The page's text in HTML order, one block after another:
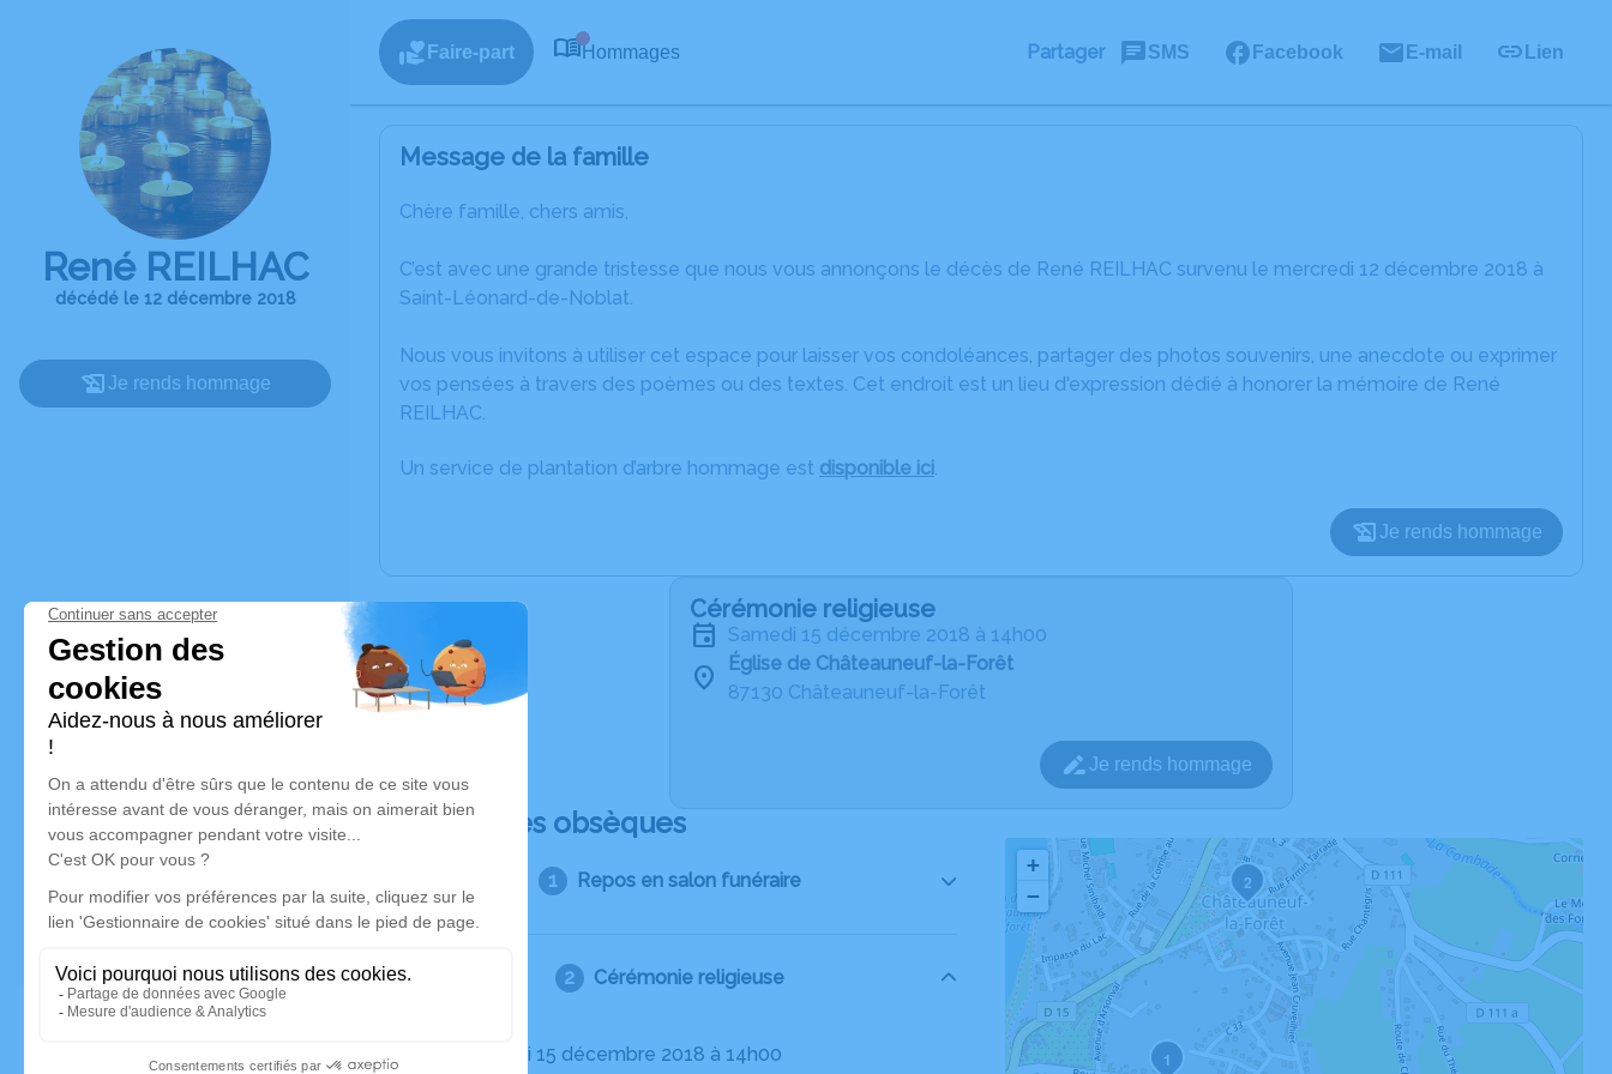
René REILHAC
décédé le 12 décembre 2018
Je rends hommage
Faire-part Hommages Partager SMS Facebook E-mail Lien
Message de la famille
Chère famille, chers amis,
C’est avec une grande tristesse que nous vous annonçons le décès de René REILHAC survenu le mercredi 12 décembre 2018 à
Saint-Léonard-de-Noblat.
Nous vous invitons à utiliser cet espace pour laisser vos condoléances, partager des photos souvenirs, une anecdote ou exprimer
vos pensées à travers des poèmes ou des textes. Cet endroit est un lieu d'expression dédié à honorer la mémoire de René
REILHAC.
Un service de plantation d’arbre hommage est disponible ici.
Je rends hommage
Cérémonie religieuse
samedi 15 décembre 2018 à 14h00
Église de Châteauneuf-la-Forêt
87130 Châteauneuf-la-Forêt
Je rends hommage
Déroulé des obsèques
Repos en salon funéraire
Cérémonie religieuse
Le samedi 15 décembre 2018 à 14h00 1
2
+
−